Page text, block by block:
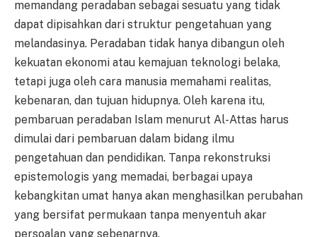
memandang peradaban sebagai sesuatu yang tidak
dapat dipisahkan dari struktur pengetahuan yang
melandasinya. Peradaban tidak hanya dibangun oleh
kekuatan ekonomi atau kemajuan teknologi belaka,
tetapi juga oleh cara manusia memahami realitas,
kebenaran, dan tujuan hidupnya. Oleh karena itu,
pembaruan peradaban Islam menurut Al-Attas harus
dimulai dari pembaruan dalam bidang ilmu
pengetahuan dan pendidikan. Tanpa rekonstruksi
epistemologis yang memadai, berbagai upaya
kebangkitan umat hanya akan menghasilkan perubahan
yang bersifat permukaan tanpa menyentuh akar
persoalan yang sebenarnya.